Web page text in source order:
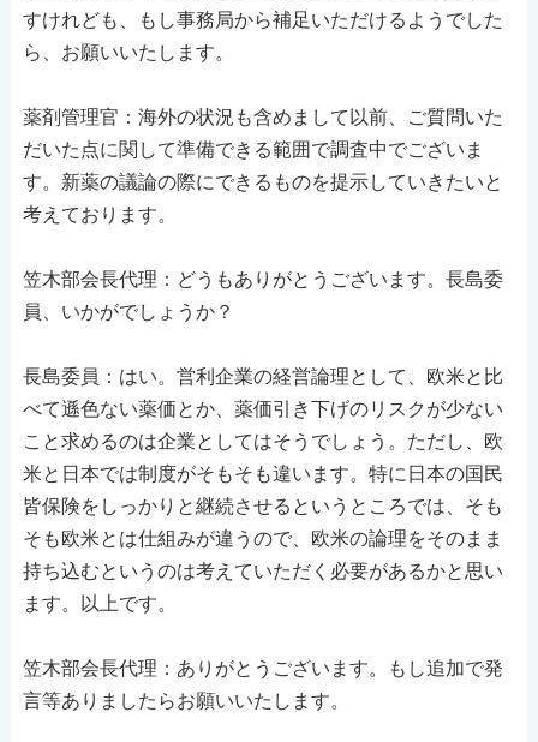
すけれども、もし事務局から補足いただけるようでした
ら、お願いいたします。
薬剤管理官：海外の状況も含めまして以前、ご質問いた
だいた点に関して準備できる範囲で調査中でございま
す。新薬の議論の際にできるものを提示していきたいと
考えております。
笠木部会長代理：どうもありがとうございます。長島委
員、いかがでしょうか？
長島委員：はい。営利企業の経営論理として、欧米と比
べて遜色ない薬価とか、薬価引き下げのリスクが少ない
こと求めるのは企業としてはそうでしょう。ただし、欧
米と日本では制度がそもそも違います。特に日本の国民
皆保険をしっかりと継続させるというところでは、そも
そも欧米とは仕組みが違うので、欧米の論理をそのまま
持ち込むというのは考えていただく必要があるかと思い
ます。以上です。
笠木部会長代理：ありがとうございます。もし追加で発
言等ありましたらお願いいたします。